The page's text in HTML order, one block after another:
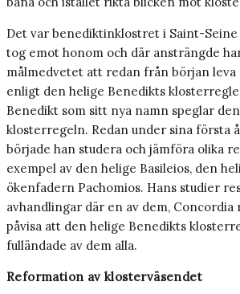
Det var benediktinklostret i Saint-Seine
tog emot honom och där ansträngde
målmedvetet att redan från början
enligt den helige Benedikts
Benedikt som sitt nya namn speglar
klosterregeln. Redan under sina första
började han studera och jämföra olika
exempel av den helige Basileios, den
ökenfadern Pachomios. Hans studier
avhandlingar där en av dem, Concordia
påvisa att den helige Benedikts
fulländade av dem alla.
Reformation av klosterväsendet